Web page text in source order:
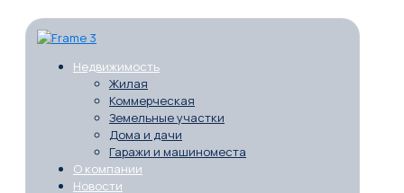
Недвижимость
Жилая
Коммерческая
Земельные участки
Дома и дачи
Гаражи и машиноместа
О компании
Новости